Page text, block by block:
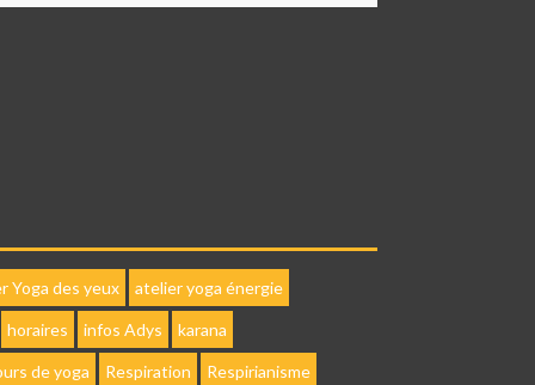
Yoga des yeux atelier yoga énergie
horaires infos Adys karana
de yoga Respiration Respirianisme